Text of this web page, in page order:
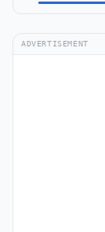
ADVERTISEMENT